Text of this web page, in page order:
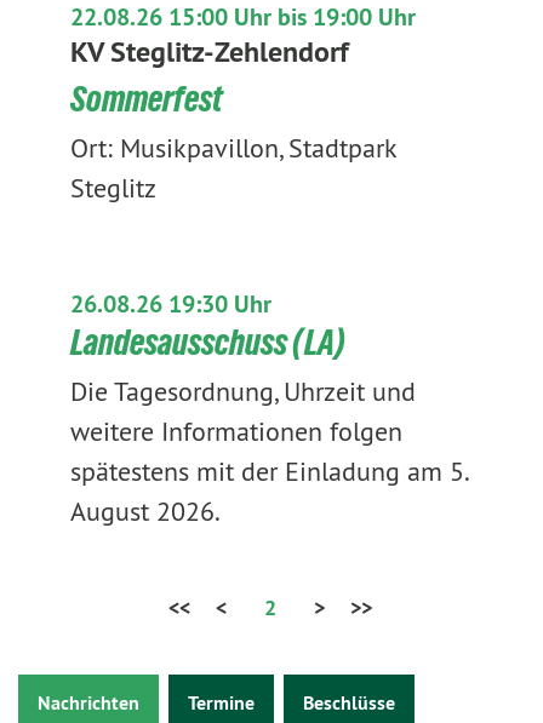
22.08.26 15:00 Uhr bis 19:00 Uhr
KV Steglitz-Zehlendorf
Sommerfest
Ort: Musikpavillon, Stadtpark
Steglitz
26.08.26 19:30 Uhr
Landesausschuss (LA)
Die Tagesordnung, Uhrzeit und
weitere Informationen folgen
spätestens mit der Einladung am 5.
August 2026.
<< < 2 > >>
Nachrichten Termine Beschlüsse